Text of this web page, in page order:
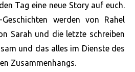
Tag eine neue Story auf euch.
werden von Rahel
Sarah und die letzte schreiben
und das alles im Dienste des
Zusammenhangs.